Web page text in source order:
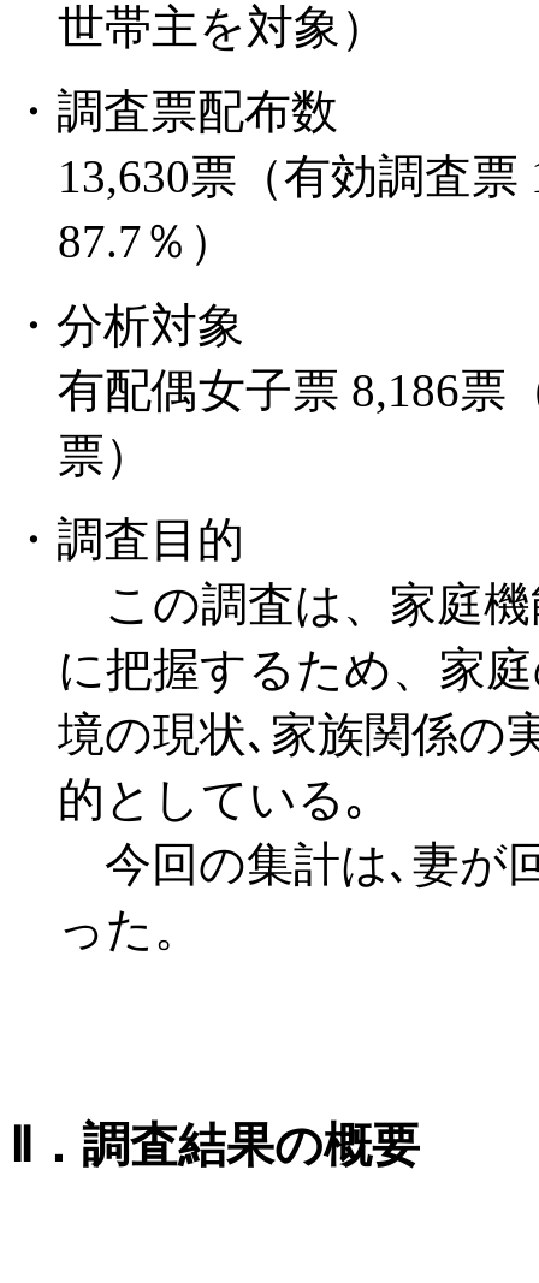
世帯主を対象）
・調査票配布数
13,630票（有効調査
87.7％）
・分析対象
有配偶女子票 8,186票
票）
・調査目的
この調査は、家庭機
に把握するため、家
境の現状､家族関係の
的としている｡
今回の集計は､妻が
った。
Ⅱ．調査結果の概要